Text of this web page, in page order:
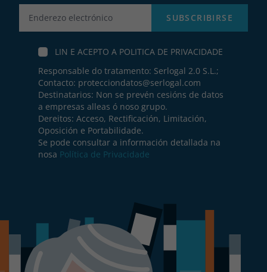
SUBSCRIBIRSE
LIN E ACEPTO A POLITICA DE PRIVACIDADE
Responsable do tratamento: Serlogal 2.0 S.L.;
Contacto: protecciondatos@serlogal.com
Destinatarios: Non se prevén cesións de datos
a empresas alleas ó noso grupo.
Dereitos: Acceso, Rectificación, Limitación,
Oposición e Portabilidade.
Se pode consultar a información detallada na
nosa Política de Privacidade